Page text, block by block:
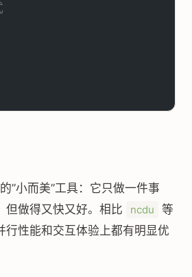
”小而美”工具：它只做一件事
但做得又快又好。相比
ncdu
等
行性能和交互体验上都有明显优